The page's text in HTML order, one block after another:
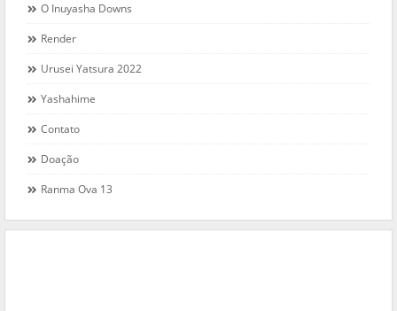
O Inuyasha Downs
Render
Urusei Yatsura 2022
Yashahime
Contato
Doação
Ranma Ova 13